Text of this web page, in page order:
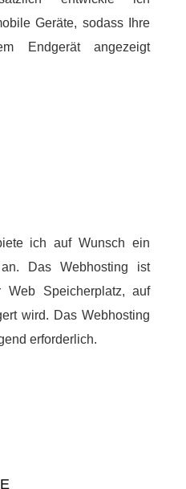
Geräte, sodass Ihre
Endgerät angezeigt
ich auf Wunsch ein
Das Webhosting ist
Web Speicherplatz, auf
wird. Das Webhosting
erforderlich.